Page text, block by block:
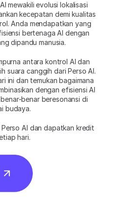
mewakili evolusi lokalisasi
kecepatan demi kualitas
Anda mendapatkan yang
bertenaga AI dengan
dipandu manusia.
antara kontrol AI dan
suara canggih dari Perso AI.
ini dan temukan bagaimana
dengan efisiensi AI
benar beresonansi di
budaya.
AI dan dapatkan kredit
hari.